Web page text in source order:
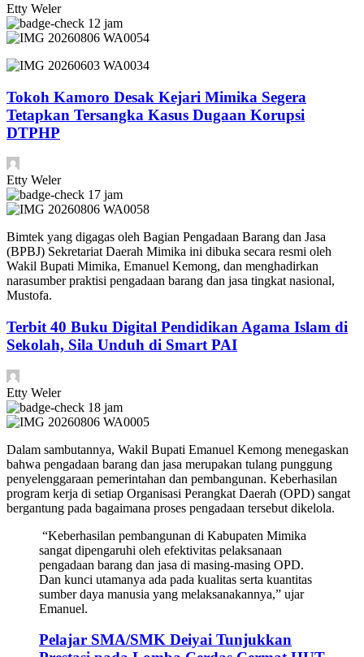
Etty Weler
12 jam
Tokoh Kamoro Desak Kejari Mimika Segera
Tetapkan Tersangka Kasus Dugaan Korupsi
DTPHP
Etty Weler
17 jam
Bimtek yang digagas oleh Bagian Pengadaan Barang dan Jasa
(BPBJ) Sekretariat Daerah Mimika ini dibuka secara resmi oleh
Wakil Bupati Mimika, Emanuel Kemong, dan menghadirkan
narasumber praktisi pengadaan barang dan jasa tingkat nasional,
Mustofa.
Terbit 40 Buku Digital Pendidikan Agama Islam di
Sekolah, Sila Unduh di Smart PAI
Etty Weler
18 jam
Dalam sambutannya, Wakil Bupati Emanuel Kemong menegaskan
bahwa pengadaan barang dan jasa merupakan tulang punggung
penyelenggaraan pemerintahan dan pembangunan. Keberhasilan
program kerja di setiap Organisasi Perangkat Daerah (OPD) sangat
bergantung pada bagaimana proses pengadaan tersebut dikelola.
“Keberhasilan pembangunan di Kabupaten Mimika
sangat dipengaruhi oleh efektivitas pelaksanaan
pengadaan barang dan jasa di masing-masing OPD.
Dan kunci utamanya ada pada kualitas serta kuantitas
sumber daya manusia yang melaksanakannya,” ujar
Emanuel.
Pelajar SMA/SMK Deiyai Tunjukkan